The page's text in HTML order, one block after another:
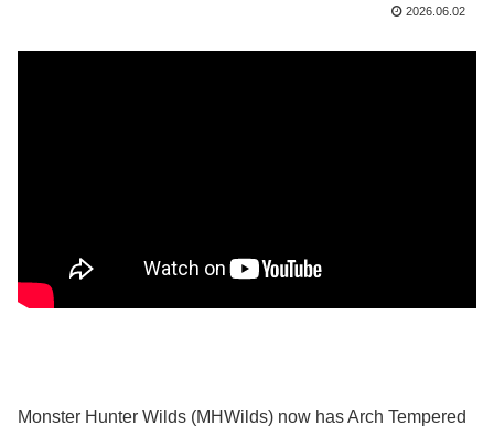
2026.06.02
Monster Hunter Wilds (MHWilds) now has Arch Tempered